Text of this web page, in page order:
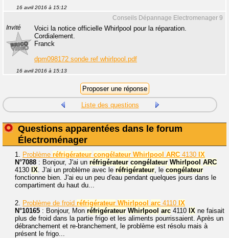
16 avril 2016 à 15:12
Conseils Dépannage Electromenager 9
Invité
Voici la notice officielle Whirlpool pour la réparation.
Cordialement.
Franck
dpm098172 sonde ref whirlpool.pdf
16 avril 2016 à 15:13
Liste des questions
Questions apparentées dans le forum
Électroménager
1. Problème réfrigérateur congélateur Whirlpool ARC 4130 IX
N°7088 : Bonjour, J'ai un réfrigérateur congélateur Whirlpool ARC
4130 IX. J'ai un problème avec le réfrigérateur, le congélateur
fonctionne bien. J'ai eu un peu d'eau pendant quelques jours dans le
compartiment du haut du...
2. Problème de froid réfrigérateur Whirlpool arc 4110 IX
N°10165 : Bonjour, Mon réfrigérateur Whirlpool arc 4110 IX ne faisait
plus de froid dans la partie frigo et les aliments pourrissaient. Après un
débranchement et re-branchement, le problème est résolu mais à
présent le frigo...